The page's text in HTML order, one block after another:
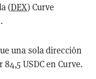
(DEX) Curve
una sola dirección
USDC en Curve.